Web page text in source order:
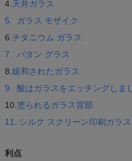
4. 天井ガラス
5.
ガラス モザイク
6. チタニウム ガラス
7. パタン グラス
8. 緩和されたガラス
9. 酸はガラスをエッチングしま
10. 塗られるガラス背部
11.
シルク スクリーン印刷ガラス
利点